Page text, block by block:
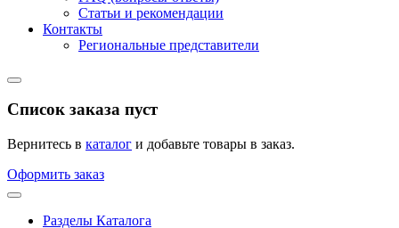
Статьи и рекомендации
Контакты
Региональные представители
Список заказа пуст
Вернитесь в каталог и добавьте товары в заказ.
Оформить заказ
Разделы Каталога